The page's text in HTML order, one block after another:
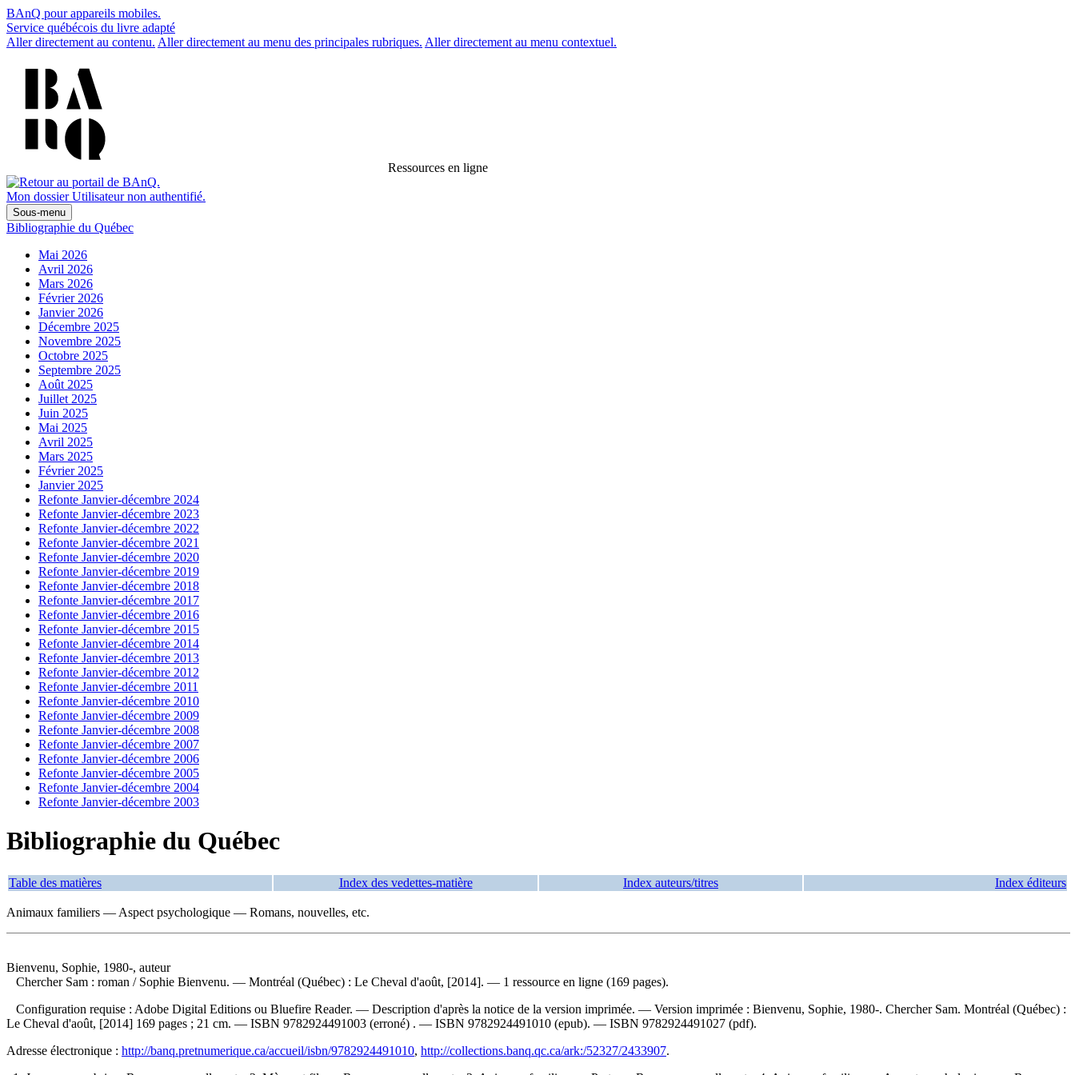
BAnQ pour appareils mobiles.
Service québécois du livre adapté
Aller directement au contenu. Aller directement au menu des principales rubriques. Aller directement au menu contextuel.
Ressources en ligne
Mon dossier Utilisateur non authentifié.
Sous-menu
Bibliographie du Québec
Mai 2026
Avril 2026
Mars 2026
Février 2026
Janvier 2026
Décembre 2025
Novembre 2025
Octobre 2025
Septembre 2025
Août 2025
Juillet 2025
Juin 2025
Mai 2025
Avril 2025
Mars 2025
Février 2025
Janvier 2025
Refonte Janvier-décembre 2024
Refonte Janvier-décembre 2023
Refonte Janvier-décembre 2022
Refonte Janvier-décembre 2021
Refonte Janvier-décembre 2020
Refonte Janvier-décembre 2019
Refonte Janvier-décembre 2018
Refonte Janvier-décembre 2017
Refonte Janvier-décembre 2016
Refonte Janvier-décembre 2015
Refonte Janvier-décembre 2014
Refonte Janvier-décembre 2013
Refonte Janvier-décembre 2012
Refonte Janvier-décembre 2011
Refonte Janvier-décembre 2010
Refonte Janvier-décembre 2009
Refonte Janvier-décembre 2008
Refonte Janvier-décembre 2007
Refonte Janvier-décembre 2006
Refonte Janvier-décembre 2005
Refonte Janvier-décembre 2004
Refonte Janvier-décembre 2003
Bibliographie du Québec
Table des matières Index des vedettes-matière Index auteurs/titres Index éditeurs
Animaux familiers — Aspect psychologique — Romans, nouvelles, etc.
Bienvenu, Sophie, 1980-, auteur
Chercher Sam : roman / Sophie Bienvenu. — Montréal (Québec) : Le Cheval d'août, [2014]. — 1 ressource en ligne (169 pages).
Configuration requise : Adobe Digital Editions ou Bluefire Reader. — Description d'après la notice de la version imprimée. — Version imprimée : Bienvenu, Sophie, 1980-. Chercher Sam. Montréal (Québec) :
Le Cheval d'août, [2014] 169 pages ; 21 cm. — ISBN 9782924491003 (erroné) . — ISBN 9782924491010 (epub). — ISBN 9782924491027 (pdf).
Adresse électronique : http://banq.pretnumerique.ca/accueil/isbn/9782924491010, http://collections.banq.qc.ca/ark:/52327/2433907.